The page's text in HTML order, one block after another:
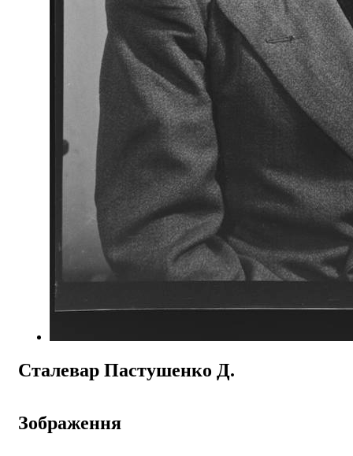
Сталевар Пастушенко Д.
Зображення